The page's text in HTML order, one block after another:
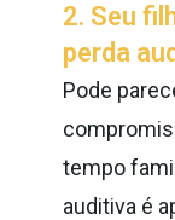
2. Seu
perda
Pode
tempo
auditiva é